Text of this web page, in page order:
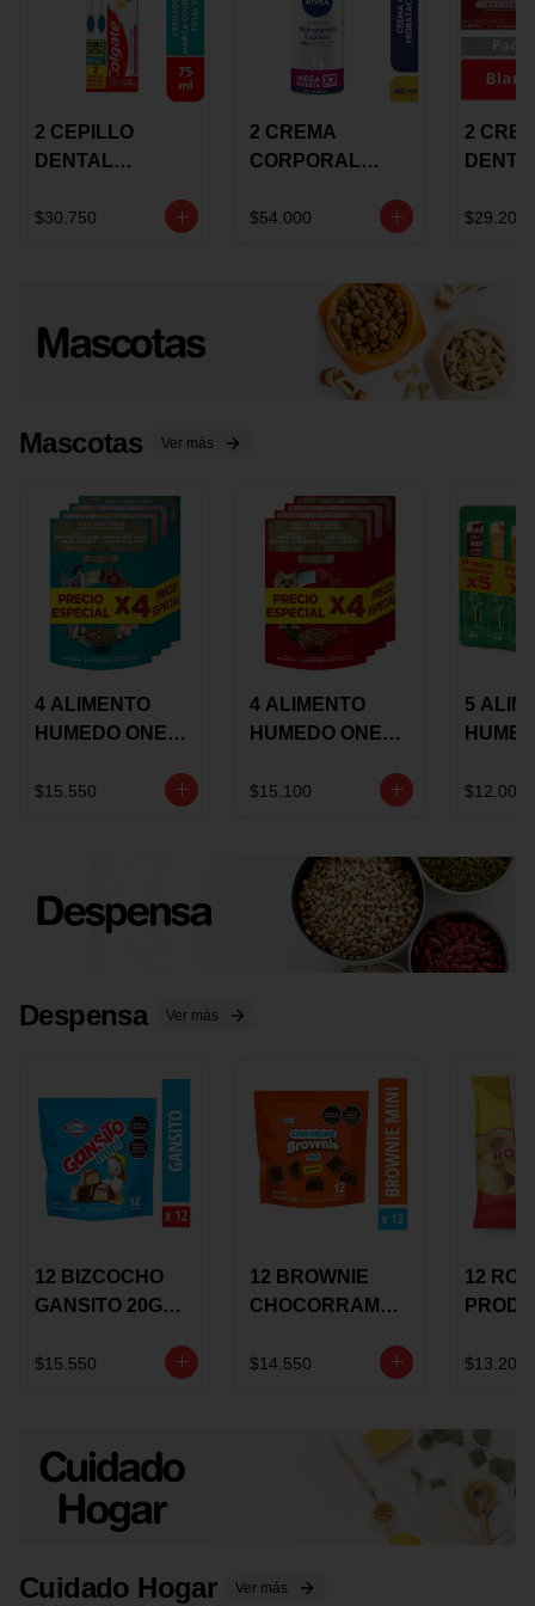
2 CEPILLO
DENTAL
+CREMA
$30.750
2 CREMA
CORPORAL
EXPRESS
OFERTA
$54.000
2
$29.200
Mascotas Ver más
4 ALIMENTO
HUMEDO ONE
85 GRS
$15.550
4 ALIMENTO
HUMEDO ONE
85 GRS
$15.100
5
$12.000
Despensa Ver más
12 BIZCOCHO
GANSITO 20G
MERMELADA
$15.550
12 BROWNIE
CHOCORRAMO
X 20 GRS
$14.550
12
X 15
$13.200
Cuidado Hogar Ver más